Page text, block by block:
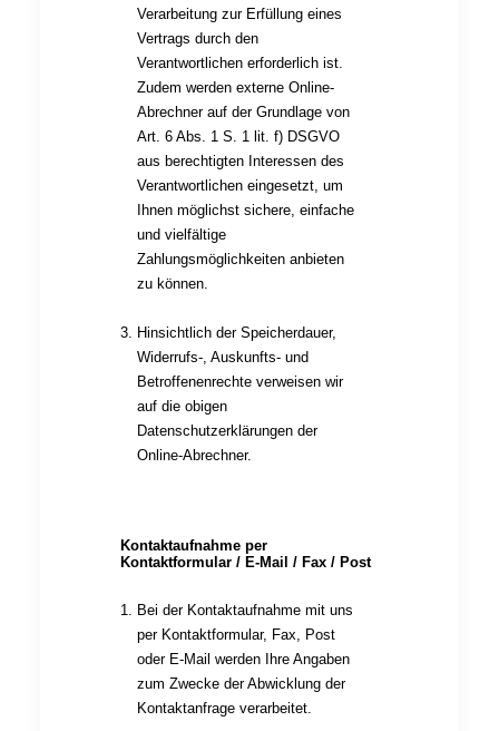
Verarbeitung zur Erfüllung eines
Vertrags durch den
Verantwortlichen erforderlich ist.
Zudem werden externe Online-
Abrechner auf der Grundlage von
Art. 6 Abs. 1 S. 1 lit. f) DSGVO
aus berechtigten Interessen des
Verantwortlichen eingesetzt, um
Ihnen möglichst sichere, einfache
und vielfältige
Zahlungsmöglichkeiten anbieten
zu können.
Hinsichtlich der Speicherdauer,
Widerrufs-, Auskunfts- und
Betroffenenrechte verweisen wir
auf die obigen
Datenschutzerklärungen der
Online-Abrechner.
Kontaktaufnahme per
Kontaktformular / E-Mail / Fax / Post
Bei der Kontaktaufnahme mit uns
per Kontaktformular, Fax, Post
oder E-Mail werden Ihre Angaben
zum Zwecke der Abwicklung der
Kontaktanfrage verarbeitet.